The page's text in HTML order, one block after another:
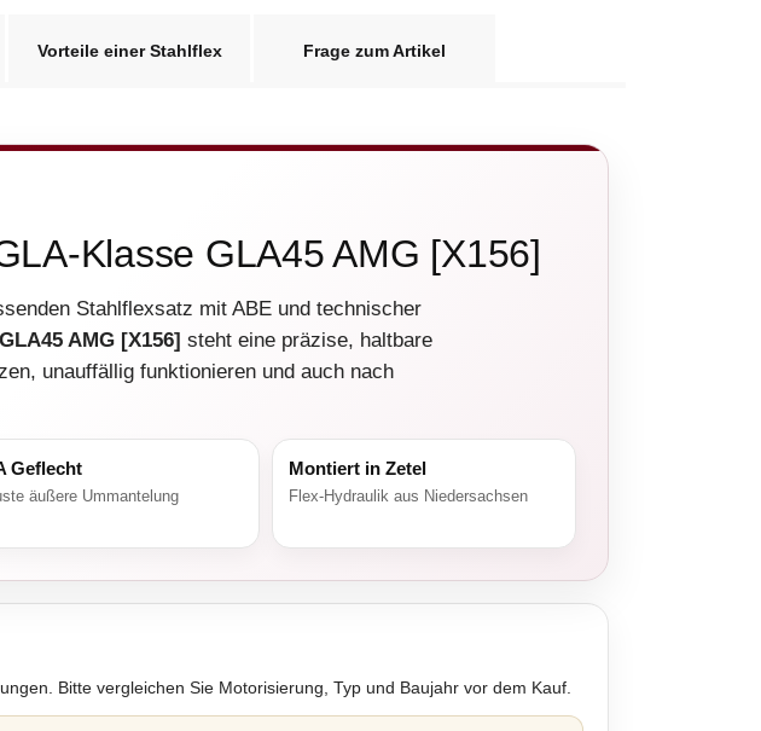
Vorteile einer Stahlflex Frage zum Artikel
Klasse GLA45 AMG [X156]
Stahlflexsatz mit ABE und technischer
AMG [X156] steht eine präzise, haltbare
unauffällig funktionieren und auch nach
Geflecht
äußere Ummantelung
Montiert in Zetel
Flex-Hydraulik aus Niedersachsen
Bitte vergleichen Sie Motorisierung, Typ und Baujahr vor dem Kauf.